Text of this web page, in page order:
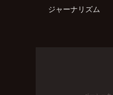
ジャーナリズム